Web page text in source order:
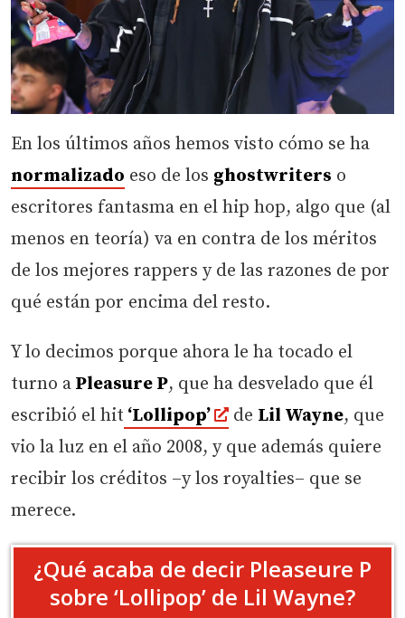
En los últimos años hemos visto cómo se ha
normalizado eso de los ghostwriters o
escritores fantasma en el hip hop, algo que (al
menos en teoría) va en contra de los méritos
de los mejores rappers y de las razones de por
qué están por encima del resto.
Y lo decimos porque ahora le ha tocado el
turno a Pleasure P, que ha desvelado que él
escribió el hit ‘Lollipop’ de Lil Wayne, que
vio la luz en el año 2008, y que además quiere
recibir los créditos –y los royalties– que se
merece.
¿Qué acaba de decir Pleaseure P
sobre ‘Lollipop’ de Lil Wayne?